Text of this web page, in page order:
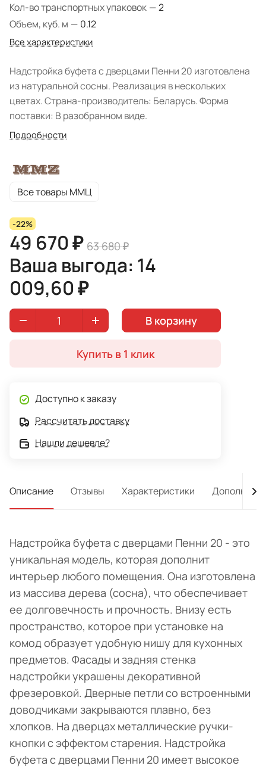
Кол-во транспортных упаковок —2
Объем, куб. м — 0.12
Все характеристики
Надстройка буфета с дверцами Пенни 20 изготовлена
из натуральной сосны. Реализация в нескольких
цветах. Страна-производитель: Беларусь. Форма
поставки: В разобранном виде.
Подробности
Все товары ММЦ
-22%
49 670 ₽ 63 680 ₽
Ваша выгода: 14
009,60 ₽
В корзину
Купить в 1 клик
Доступно к заказу
Рассчитать доставку
Нашли дешевле?
Описание Отзывы Характеристики
Надстройка буфета с дверцами Пенни 20 - это
уникальная модель, которая дополнит
интерьер любого помещения. Она изготовлена
из массива дерева (сосна), что обеспечивает
ее долговечность и прочность. Внизу есть
пространство, которое при установке на
комод образует удобную нишу для кухонных
предметов. Фасады и задняя стенка
надстройки украшены декоративной
фрезеровкой. Дверные петли со встроенными
доводчиками закрываются плавно, без
хлопков. На дверцах металлические ручки-
кнопки с эффектом старения. Надстройка
буфета с дверцами Пенни 20 имеет высокое